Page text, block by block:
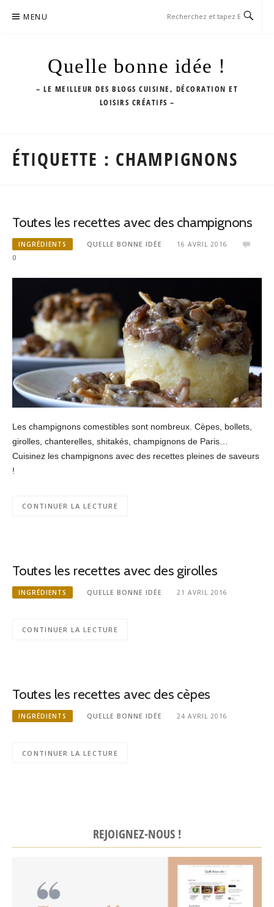
MENU
Quelle bonne idée !
– LE MEILLEUR DES BLOGS CUISINE, DÉCORATION ET
LOISIRS CRÉATIFS –
ÉTIQUETTE : CHAMPIGNONS
Toutes les recettes avec des champignons
INGRÉDIENTS QUELLE BONNE IDÉE
16 AVRIL 2016
0
Les champignons comestibles sont nombreux. Cèpes, bollets,
girolles, chanterelles, shitakés, champignons de Paris…
Cuisinez les champignons avec des recettes pleines de saveurs
!
CONTINUER LA LECTURE
Toutes les recettes avec des girolles
INGRÉDIENTS QUELLE BONNE IDÉE 21 AVRIL 2016
CONTINUER LA LECTURE
Toutes les recettes avec des cèpes
INGRÉDIENTS QUELLE BONNE IDÉE 24 AVRIL 2016
CONTINUER LA LECTURE
REJOIGNEZ-NOUS !